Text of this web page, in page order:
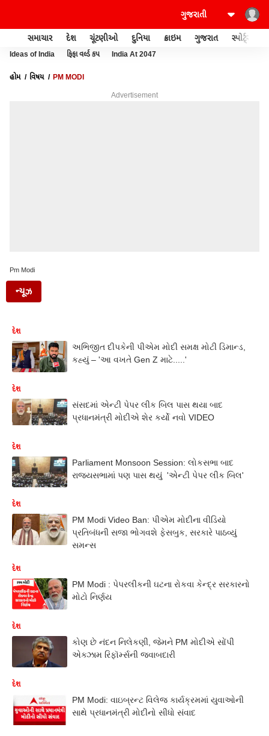
સમાચાર દેશ ચૂંટણીઓ દુનિયા ક્રાઇમ ગુજરાત સ્પોર્ટ્સ
Ideas of India ફિફા વર્લ્ડ કપ India At 2047
હોમ વિષય PM MODI
Advertisement
Pm Modi
ન્યૂઝ
દેશ
અભિજીત દીપકેની પીએમ મોદી સમક્ષ મોટી ડિમાન્ડ,
કહ્યું – 'આ વખતે Gen Z માટે.....'
દેશ
સંસદમાં એન્ટી પેપર લીક બિલ પાસ થયા બાદ
પ્રધાનમંત્રી મોદીએ શેર કર્યો નવો VIDEO
દેશ
Parliament Monsoon Session: લોકસભા બાદ
રાજ્યસભામાં પણ પાસ થયું 'એન્ટી પેપર લીક બિલ'
દેશ
PM Modi Video Ban: પીએમ મોદીના વીડિયો
પ્રતિબંધની સજા ભોગવશે ફેસબુક, સરકારે પાઠવ્યું
સમન્સ
દેશ
PM Modi : પેપરલીકની ઘટના રોકવા કેન્દ્ર સરકારનો
મોટો નિર્ણય
દેશ
કોણ છે નંદન નિલેકણી, જેમને PM મોદીએ સોંપી
એક્ઝામ રિફૉર્મ્સની જવાબદારી
દેશ
PM Modi: વાઇબ્રન્ટ વિલેજ કાર્યક્રમમાં યુવાઓની
સાથે પ્રધાનમંત્રી મોદીનો સીધો સંવાદ